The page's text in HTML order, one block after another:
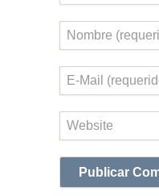
Nombre
Correo
electrónico
Web